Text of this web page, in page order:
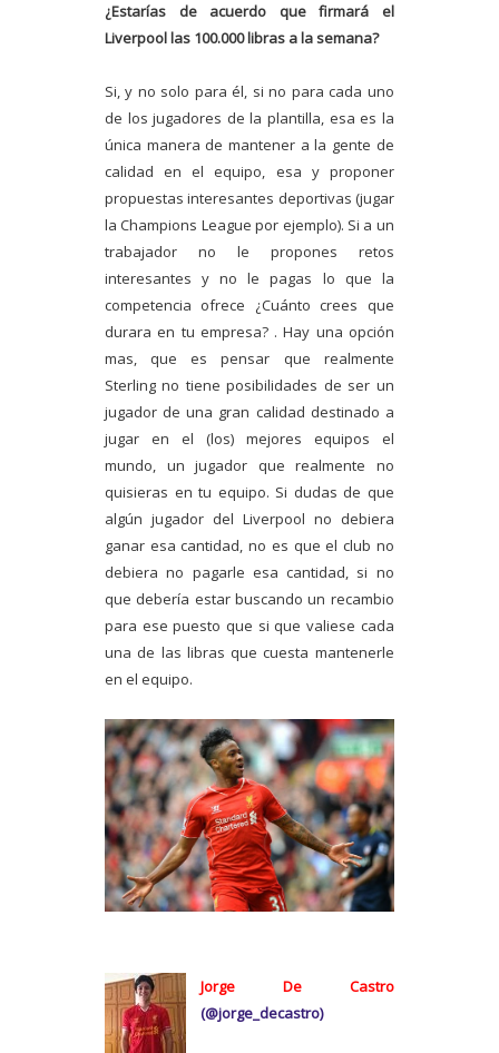
¿Estarías de acuerdo que firmará el
Liverpool las 100.000 libras a la semana?
Si, y no solo para él, si no para cada uno
de los jugadores de la plantilla, esa es la
única manera de mantener a la gente de
calidad en el equipo, esa y proponer
propuestas interesantes deportivas (jugar
la Champions League por ejemplo). Si a un
trabajador no le propones retos
interesantes y no le pagas lo que la
competencia ofrece ¿Cuánto crees que
durara en tu empresa? . Hay una opción
mas, que es pensar que realmente
Sterling no tiene posibilidades de ser un
jugador de una gran calidad destinado a
jugar en el (los) mejores equipos el
mundo, un jugador que realmente no
quisieras en tu equipo. Si dudas de que
algún jugador del Liverpool no debiera
ganar esa cantidad, no es que el club no
debiera no pagarle esa cantidad, si no
que debería estar buscando un recambio
para ese puesto que si que valiese cada
una de las libras que cuesta mantenerle
en el equipo.
Jorge De Castro
(@jorge_decastro)